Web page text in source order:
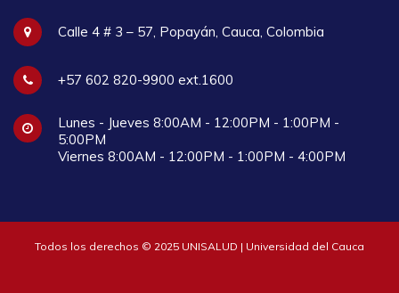
Calle 4 # 3 – 57, Popayán, Cauca, Colombia
+57 602 820-9900 ext.1600
Lunes - Jueves 8:00AM - 12:00PM - 1:00PM -
5:00PM
Viernes 8:00AM - 12:00PM - 1:00PM - 4:00PM
Todos los derechos © 2025 UNISALUD | Universidad del Cauca